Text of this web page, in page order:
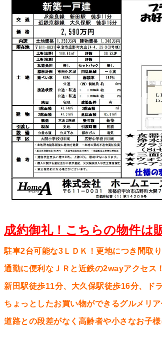
成約御礼！こちらの物件は
駐車2台可能な3ＬＤＫ！更地につき間取
通勤に便利なＪＲと近鉄の2wayアクセス！
新田駅徒歩11分、大久保駅徒歩16分、ド
ちょっとしたお買い物ができるグルメリ
道路との段差がなく高齢者や小さなお子